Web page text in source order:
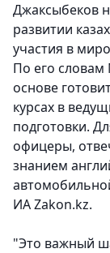
Джаксыбеков
развитии
участия в
По его
основе
курсах в
подготовки.
офицеры,
знанием
ИА Zakon.kz.
"Это важный